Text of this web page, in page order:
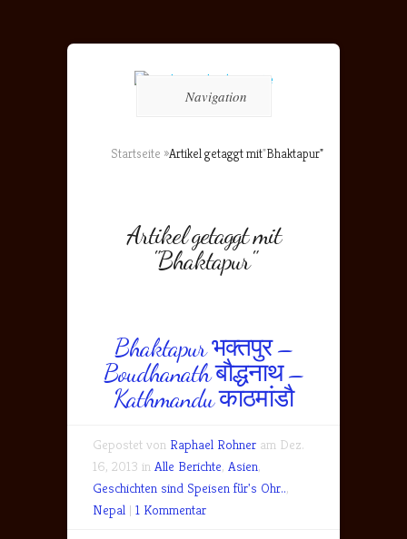
Navigation
Startseite »Artikel getaggt mit"Bhaktapur"
Artikel getaggt mit
"Bhaktapur"
Bhaktapur भक्तपुर –
Boudhanath बौद्धनाथ –
Kathmandu काठमांडौ
Gepostet von Raphael Rohner am Dez.
16, 2013 in Alle Berichte, Asien,
Geschichten sind Speisen für's Ohr..,
Nepal | 1 Kommentar